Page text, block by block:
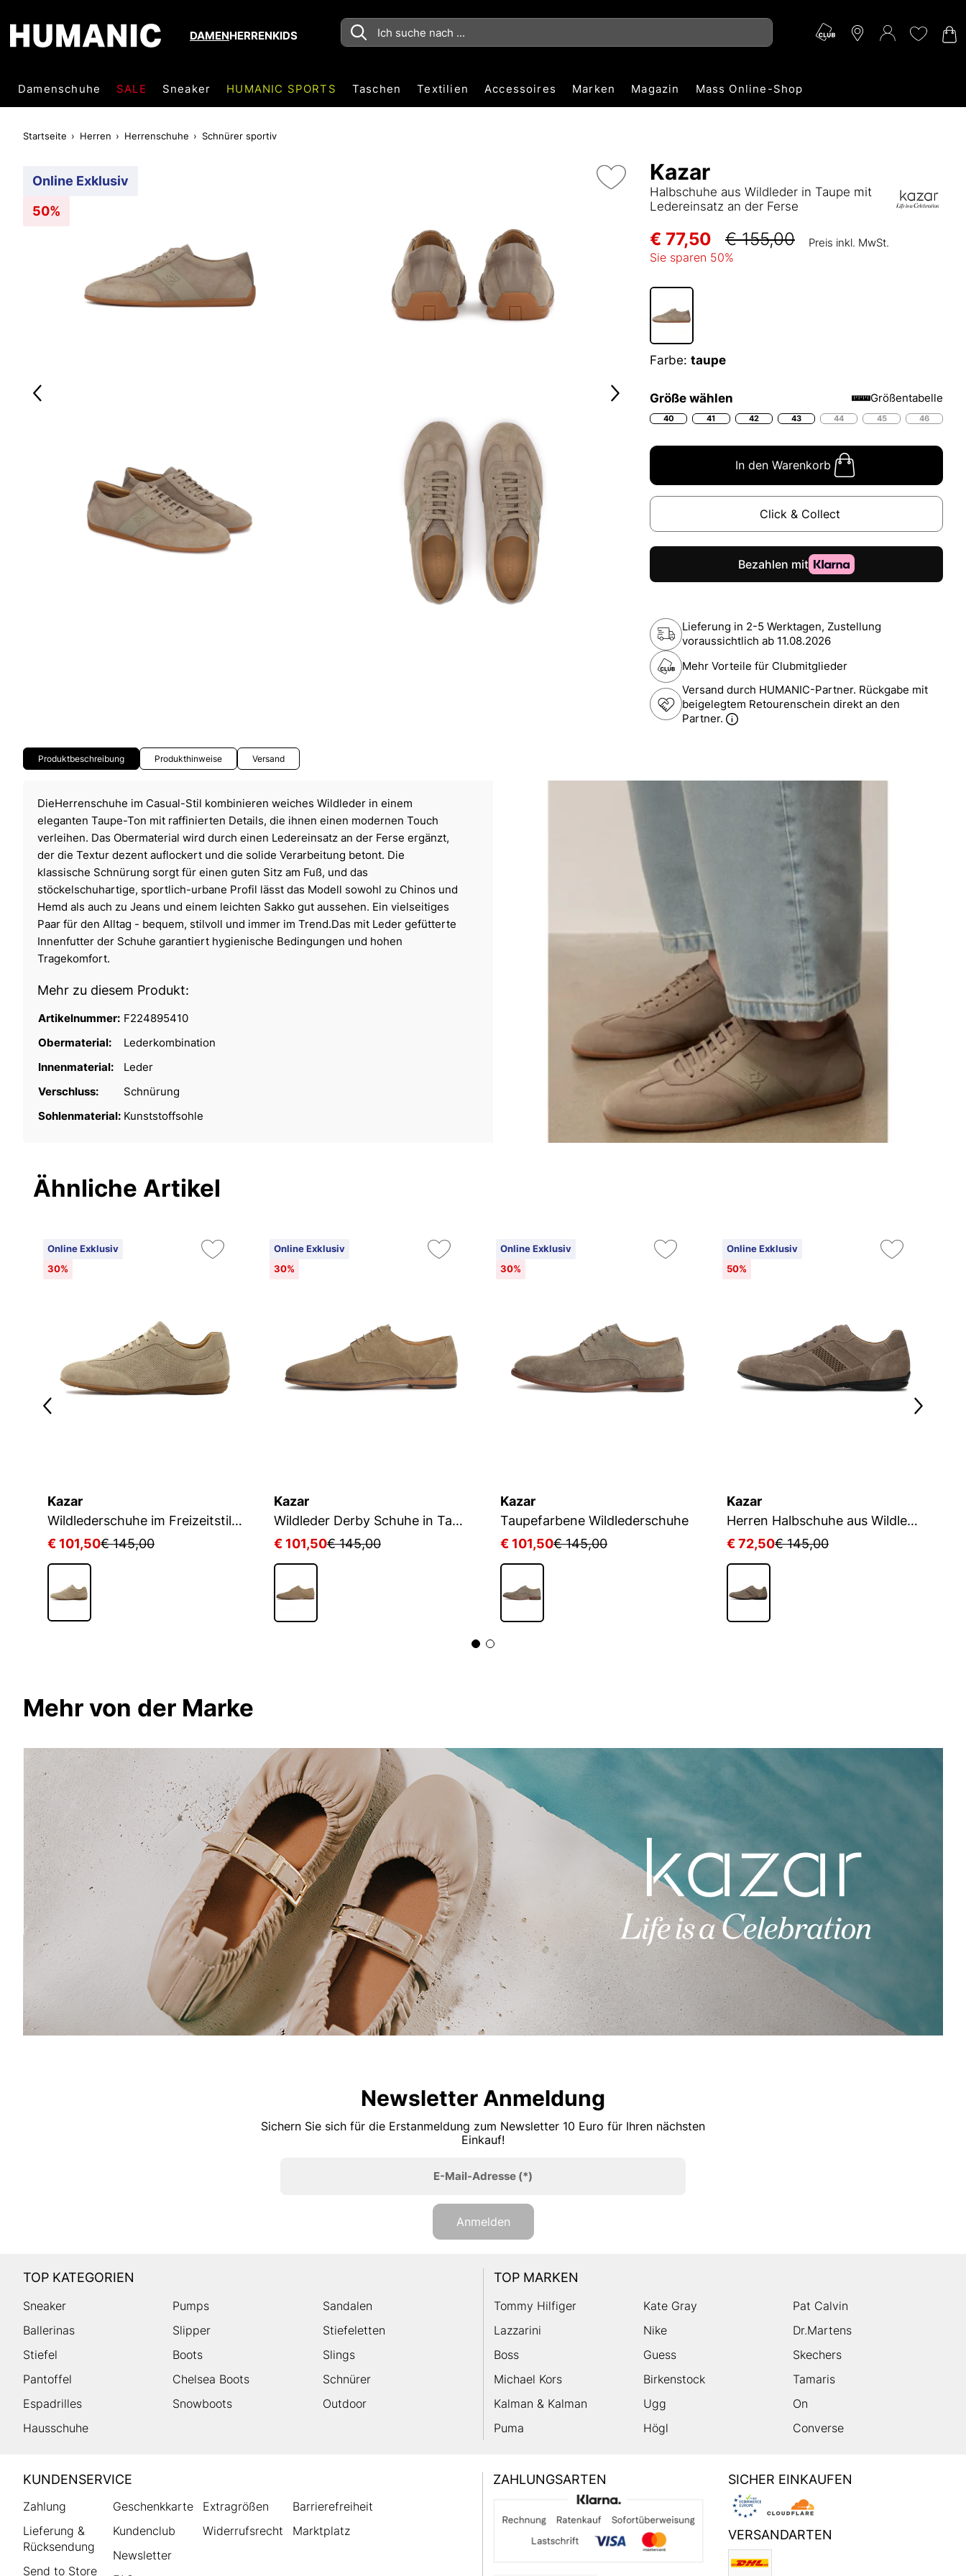
DAMENHERRENKIDS
Damenschuhe SALE Sneaker HUMANIC SPORTS Taschen Textilien Accessoires Marken Magazin Mass Online-Shop
Startseite Herren Herrenschuhe Schnürer sportiv
Online Exklusiv
50%
Kazar
Halbschuhe aus Wildleder in Taupe mit
Ledereinsatz an der Ferse
€ 77,50 € 155,00 Preis inkl. MwSt.
Sie sparen 50%
Farbe: taupe
Größe wählen Größentabelle
40 41 42 43 44 45 46
In den Warenkorb
Click & Collect
Lieferung in 2-5 Werktagen, Zustellung
voraussichtlich ab 11.08.2026
Mehr Vorteile für Clubmitglieder
Versand durch HUMANIC-Partner. Rückgabe mit
beigelegtem Retourenschein direkt an den
Partner.
Produktbeschreibung Produkthinweise Versand
DieHerrenschuhe im Casual-Stil kombinieren weiches Wildleder in einem
eleganten Taupe-Ton mit raffinierten Details, die ihnen einen modernen Touch
verleihen. Das Obermaterial wird durch einen Ledereinsatz an der Ferse ergänzt,
der die Textur dezent auflockert und die solide Verarbeitung betont. Die
klassische Schnürung sorgt für einen guten Sitz am Fuß, und das
stöckelschuhartige, sportlich-urbane Profil lässt das Modell sowohl zu Chinos und
Hemd als auch zu Jeans und einem leichten Sakko gut aussehen. Ein vielseitiges
Paar für den Alltag - bequem, stilvoll und immer im Trend.Das mit Leder gefütterte
Innenfutter der Schuhe garantiert hygienische Bedingungen und hohen
Tragekomfort.
Mehr zu diesem Produkt:
Artikelnummer: F224895410
Obermaterial:
Lederkombination
Innenmaterial:
Leder
Verschluss:
Schnürung
Sohlenmaterial: Kunststoffsohle
Ähnliche Artikel
Online Exklusiv
30%
Kazar
Wildlederschuhe im Freizeitstil mit Perforationen
€ 101,50€ 145,00
Online Exklusiv
30%
Kazar
Wildleder Derby Schuhe in Taupe Farbe
€ 101,50€ 145,00
Online Exklusiv
30%
Kazar
Taupefarbene Wildlederschuhe
€ 101,50€ 145,00
Online Exklusiv
50%
Kazar
Herren Halbschuhe aus Wildleder in Taupe mit Perforationen
€ 72,50€ 145,00
Mehr von der Marke
Newsletter Anmeldung
Sichern Sie sich für die Erstanmeldung zum Newsletter 10 Euro für Ihren nächsten
Einkauf!
E-Mail-Adresse(*)
Anmelden
TOP KATEGORIEN
Sneaker Pumps
Sandalen
Ballerinas
Slipper
Stiefeletten
Stiefel
Boots
Slings
Pantoffel
Chelsea Boots
Schnürer
Espadrilles
Snowboots
Outdoor
Hausschuhe
TOP MARKEN
Tommy Hilfiger Kate Gray
Pat Calvin
Lazzarini
Nike
Dr.Martens
Boss
Guess
Skechers
Michael Kors
Birkenstock
Tamaris
Kalman & Kalman
Ugg
On
Puma
Högl Converse
HUMANIC
Footer
KUNDENSERVICE
Zahlung
Lieferung &
Rücksendung
Send to Store
Geschenkkarte
Kundenclub
Newsletter
Extragrößen
Widerrufsrecht
Barrierefreiheit
Marktplatz
ZAHLUNGSARTEN SICHER EINKAUFEN
VERSANDARTEN